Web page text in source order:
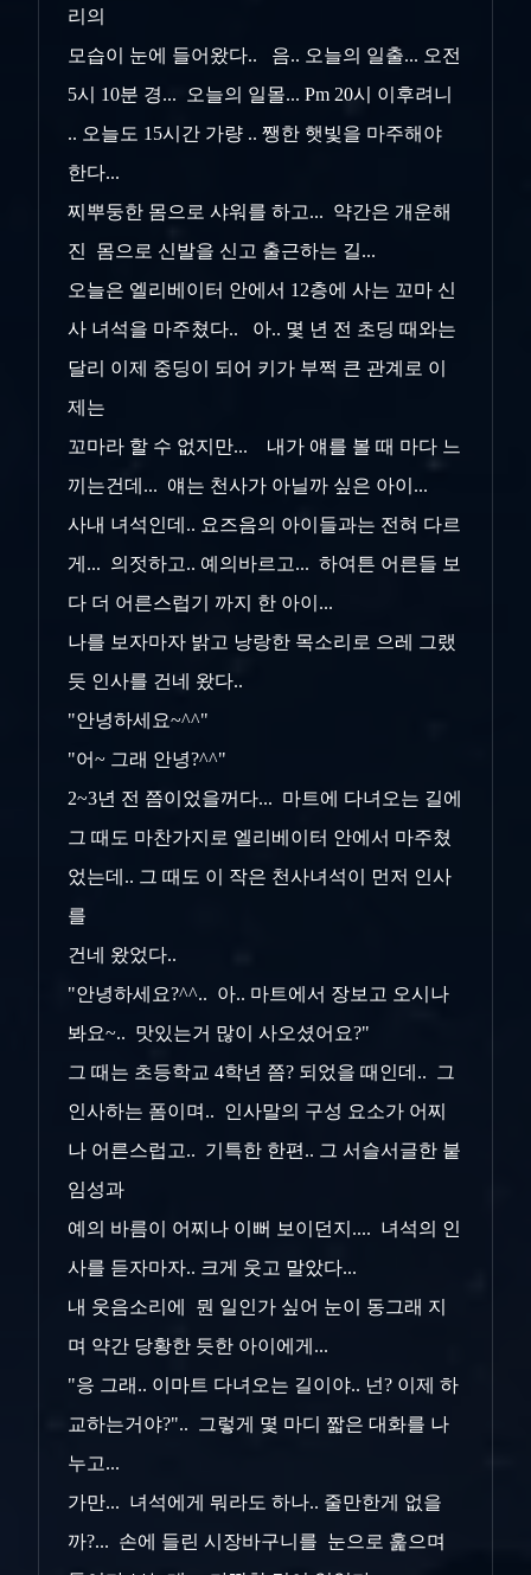
리의
모습이 눈에 들어왔다.. 음.. 오늘의 일출... 오전
5시 10분 경... 오늘의 일몰... Pm 20시 이후려니
.. 오늘도 15시간 가량 .. 쨍한 햇빛을 마주해야
한다...
찌뿌둥한 몸으로 샤워를 하고... 약간은 개운해
진 몸으로 신발을 신고 출근하는 길...
오늘은 엘리베이터 안에서 12층에 사는 꼬마 신
사 녀석을 마주쳤다.. 아.. 몇 년 전 초딩 때와는
달리 이제 중딩이 되어 키가 부쩍 큰 관계로 이
제는
꼬마라 할 수 없지만... 내가 얘를 볼 때 마다 느
끼는건데... 얘는 천사가 아닐까 싶은 아이...
사내 녀석인데.. 요즈음의 아이들과는 전혀 다르
게... 의젓하고.. 예의바르고... 하여튼 어른들 보
다 더 어른스럽기 까지 한 아이...
나를 보자마자 밝고 낭랑한 목소리로 으레 그랬
듯 인사를 건네 왔다..
"안녕하세요~^^"
"어~ 그래 안녕?^^"
2~3년 전 쯤이었을꺼다... 마트에 다녀오는 길에
그 때도 마찬가지로 엘리베이터 안에서 마주쳤
었는데.. 그 때도 이 작은 천사녀석이 먼저 인사
를
건네 왔었다..
"안녕하세요?^^.. 아.. 마트에서 장보고 오시나
봐요~.. 맛있는거 많이 사오셨어요?"
그 때는 초등학교 4학년 쯤? 되었을 때인데.. 그
인사하는 폼이며.. 인사말의 구성 요소가 어찌
나 어른스럽고.. 기특한 한편.. 그 서슬서글한 붙
임성과
예의 바름이 어찌나 이뻐 보이던지.... 녀석의 인
사를 듣자마자.. 크게 웃고 말았다...
내 웃음소리에 뭔 일인가 싶어 눈이 동그래 지
며 약간 당황한 듯한 아이에게...
"응 그래.. 이마트 다녀오는 길이야.. 넌? 이제 하
교하는거야?".. 그렇게 몇 마디 짧은 대화를 나
누고...
가만... 녀석에게 뭐라도 하나.. 줄만한게 없을
까?... 손에 들린 시장바구니를 눈으로 훑으며